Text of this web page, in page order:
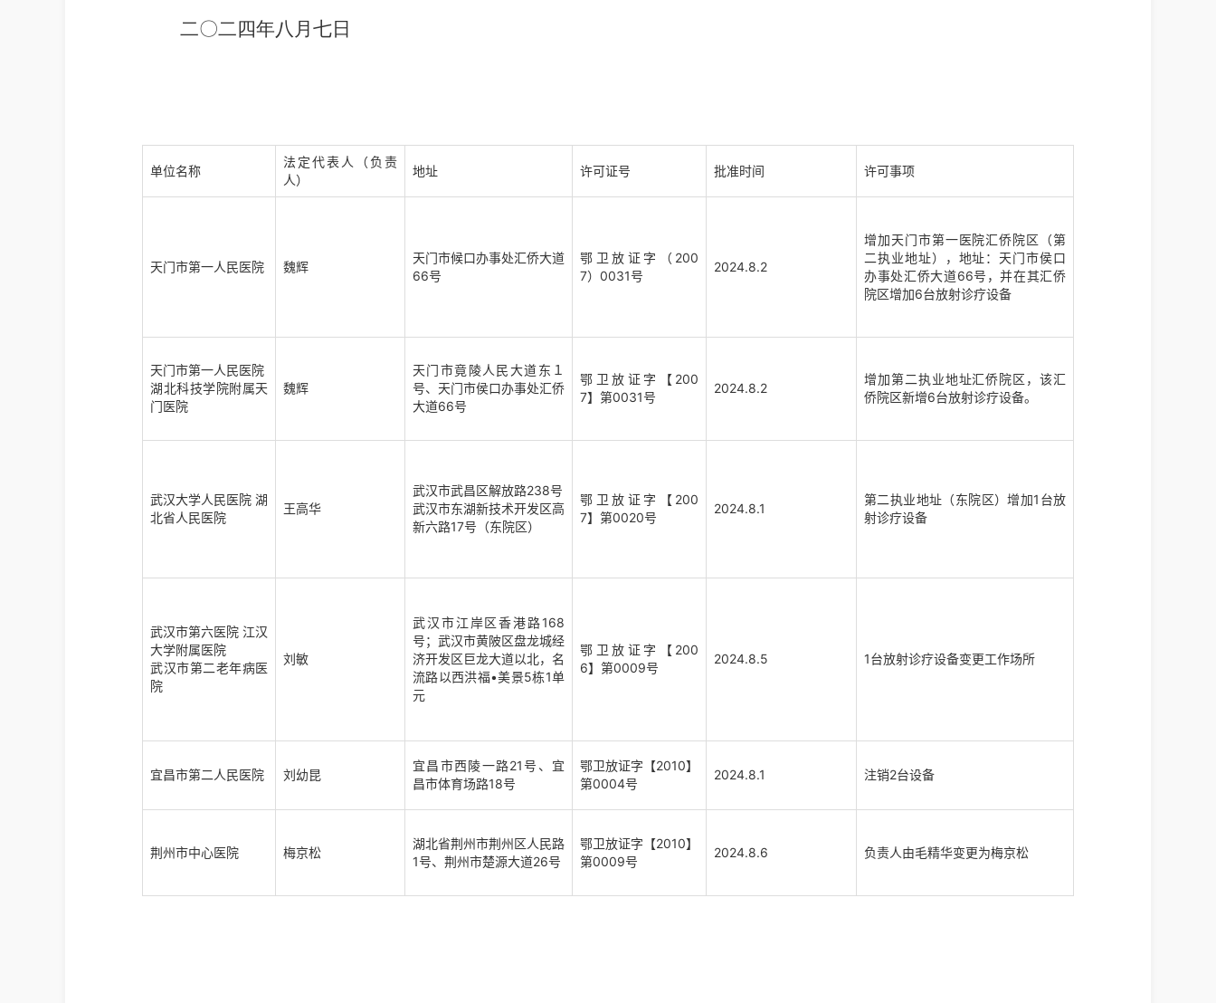
二〇二四年八月七日
单位名称
法定代表人（负责
人）
地址 许可证号 批准时间 许可事项
天门市第一人民医院 魏辉
天门市候口办事处汇侨大道
66号
鄂卫放证字（200
7）0031号
2024.8.2
增加天门市第一医院汇侨院区（第
二执业地址），地址：天门市侯口
办事处汇侨大道66号，并在其汇侨
院区增加6台放射诊疗设备
天门市第一人民医院
湖北科技学院附属天
门医院
魏辉
天门市竟陵人民大道东１
号、天门市侯口办事处汇侨
大道66号
鄂卫放证字【200
7】第0031号
2024.8.2
增加第二执业地址汇侨院区，该汇
侨院区新增6台放射诊疗设备。
武汉大学人民医院 湖
北省人民医院
王高华
武汉市武昌区解放路238号
武汉市东湖新技术开发区高
新六路17号（东院区）
鄂卫放证字【200
7】第0020号
2024.8.1
第二执业地址（东院区）增加1台放
射诊疗设备
武汉市第六医院 江汉
大学附属医院
武汉市第二老年病医
院
刘敏
武汉市江岸区香港路168
号；武汉市黄陂区盘龙城经
济开发区巨龙大道以北，名
流路以西洪福•美景5栋1单
元
鄂卫放证字【200
6】第0009号
2024.8.5 1台放射诊疗设备变更工作场所
宜昌市第二人民医院 刘幼昆
宜昌市西陵一路21号、宜
昌市体育场路18号
鄂卫放证字【2010】
第0004号
2024.8.1 注销2台设备
荆州市中心医院 梅京松
湖北省荆州市荆州区人民路
1号、荆州市楚源大道26号
鄂卫放证字【2010】
第0009号
2024.8.6 负责人由毛精华变更为梅京松